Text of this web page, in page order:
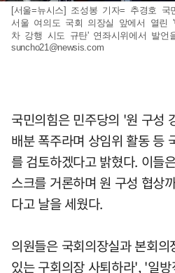
[서울=뉴시스] 조성봉 기자= 추경호 국
서울 여의도 국회 의장실 앞에서 열린
차 강행 시도 규탄' 연좌시위에서 발언
suncho21@newsis.com
국민의힘은 민주당의 '원 구성
배분 폭주라며 상임위 활동 등
를 검토하겠다고 밝혔다. 이들
스크를 거론하며 원 구성 협상
다고 날을 세웠다.
의원들은 국회의장실과 본회
있는 구회의장 사퇴하라', '일